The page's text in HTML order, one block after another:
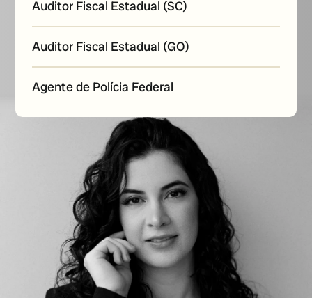
Auditor Fiscal Estadual (SC)
Auditor Fiscal Estadual (GO)
Agente de Polícia Federal